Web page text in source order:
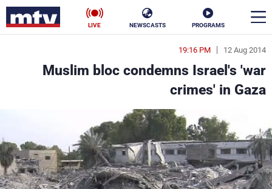
PROGRAMS
NEWSCASTS
LIVE
12 Aug 2014
19:16 PM
Muslim bloc condemns Israel's 'war
crimes' in Gaza
en
الأخبار
ناس
إقتصاد
منوعات رياضة